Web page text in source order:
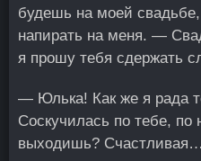
будешь на моей
напирать на меня. —
я прошу тебя сдержать
— Юлька! Как же я рада
Соскучилась по тебе,
выходишь? Счастливая…